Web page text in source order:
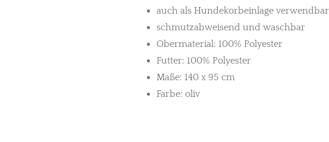
auch als Hundekorbeinlage verwendbar
schmutzabweisend und waschbar
Obermaterial: 100% Polyester
Futter: 100% Polyester
Maße: 140 x 95 cm
Farbe: oliv